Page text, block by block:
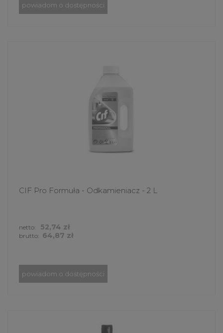
powiadom o dostępności
CIF Pro Formuła - Odkamieniacz - 2 L
brutto: 64,87 zł
netto: 52,74 zł
powiadom o dostępności